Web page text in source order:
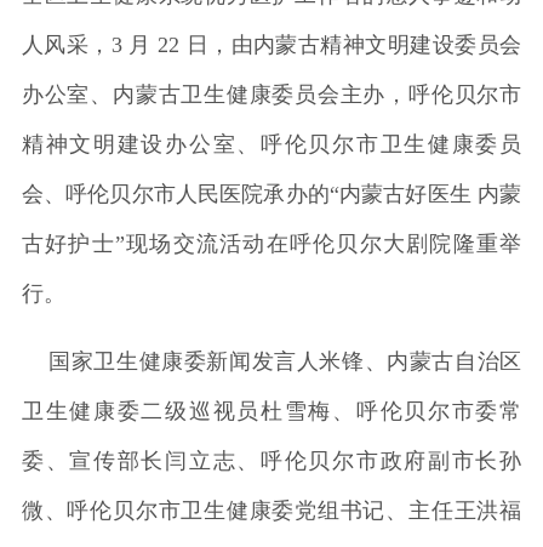
人风采，3 月 22 日，由内蒙古精神文明建设委员会
办公室、内蒙古卫生健康委员会主办，呼伦贝尔市
精神文明建设办公室、呼伦贝尔市卫生健康委员
会、呼伦贝尔市人民医院承办的“内蒙古好医生 内蒙
古好护士”现场交流活动在呼伦贝尔大剧院隆重举
行。
国家卫生健康委新闻发言人米锋、内蒙古自治区
卫生健康委二级巡视员杜雪梅、呼伦贝尔市委常
委、宣传部长闫立志、呼伦贝尔市政府副市长孙
微、呼伦贝尔市卫生健康委党组书记、主任王洪福